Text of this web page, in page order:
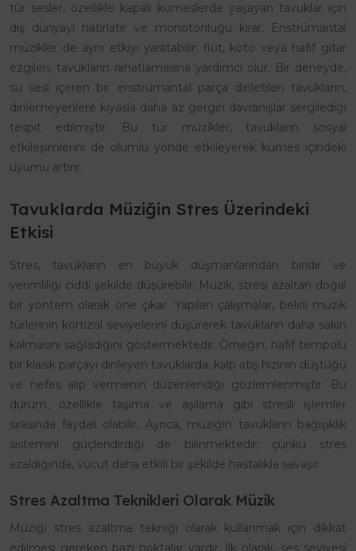
tür sesler, özellikle kapalı kümeslerde yaşayan tavuklar için
dış dünyayı hatırlatır ve monotonluğu kırar. Enstrümantal
müzikler de aynı etkiyi yaratabilir; flüt, koto veya hafif gitar
ezgileri, tavukların rahatlamasına yardımcı olur. Bir deneyde,
su sesi içeren bir enstrümantal parça dinletilen tavukların,
dinlemeyenlere kıyasla daha az gergin davranışlar sergilediği
tespit edilmiştir. Bu tür müzikler, tavukların sosyal
etkileşimlerini de olumlu yönde etkileyerek kümes içindeki
uyumu artırır.
Tavuklarda Müziğin Stres Üzerindeki
Etkisi
Stres, tavukların en büyük düşmanlarından biridir ve
verimliliği ciddi şekilde düşürebilir. Müzik, stresi azaltan doğal
bir yöntem olarak öne çıkar. Yapılan çalışmalar, belirli müzik
türlerinin kortizol seviyelerini düşürerek tavukların daha sakin
kalmasını sağladığını göstermektedir. Örneğin, hafif tempolu
bir klasik parçayı dinleyen tavuklarda, kalp atış hızının düştüğü
ve nefes alıp vermenin düzenlendiği gözlemlenmiştir. Bu
durum, özellikle taşıma ve aşılama gibi stresli işlemler
sırasında faydalı olabilir. Ayrıca, müziğin tavukların bağışıklık
sistemini güçlendirdiği de bilinmektedir; çünkü stres
azaldığında, vücut daha etkili bir şekilde hastalıkla savaşır.
Stres Azaltma Teknikleri Olarak Müzik
Müziği stres azaltma tekniği olarak kullanmak için dikkat
edilmesi gereken bazı noktalar vardır. İlk olarak, ses seviyesi